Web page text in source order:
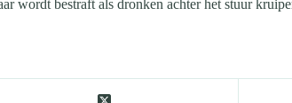
wordt bestraft als dronken achter het stuur